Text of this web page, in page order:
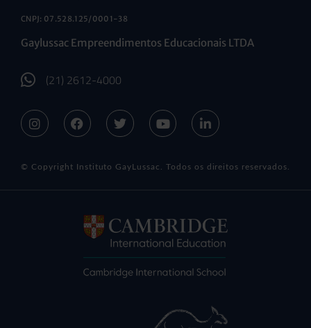
CNPJ: 07.528.125/0001-38
Gaylussac Empreendimentos Educacionais LTDA
(21) 2612-4000
© Copyright Instituto GayLussac. Todos os direitos reservados.